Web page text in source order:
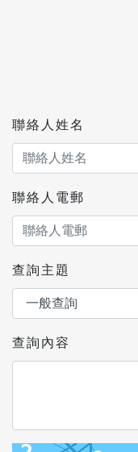
聯絡人姓名
聯絡人電郵
查詢主題
查詢內容